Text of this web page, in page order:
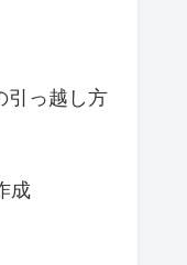
引っ越し方
成